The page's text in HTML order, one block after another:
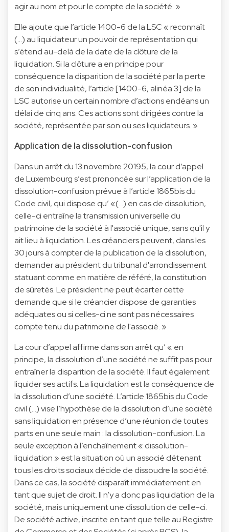
agir au nom et pour le compte de la société. »
Elle ajoute que l’article 1400-6 de la LSC « reconnaît
(…) au liquidateur un pouvoir de représentation qui
s’étend au-delà de la date de la clôture de la
liquidation. Si la clôture a en principe pour
conséquence la disparition de la société par la perte
de son individualité, l’article [1400-6, alinéa 3] de la
LSC autorise un certain nombre d’actions endéans un
délai de cinq ans. Ces actions sont dirigées contre la
société, représentée par son ou ses liquidateurs. »
Application de la dissolution-confusion
Dans un arrêt du 13 novembre 20195, la cour d’appel
de Luxembourg s’est prononcée sur l’application de la
dissolution-confusion prévue à l’article 1865bis du
Code civil, qui dispose qu’ «(…) en cas de dissolution,
celle-ci entraîne la transmission universelle du
patrimoine de la société à l'associé unique, sans qu'il y
ait lieu à liquidation. Les créanciers peuvent, dans les
30 jours à compter de la publication de la dissolution,
demander au président du tribunal d'arrondissement
statuant comme en matière de référé, la constitution
de sûretés. Le président ne peut écarter cette
demande que si le créancier dispose de garanties
adéquates ou si celles-ci ne sont pas nécessaires
compte tenu du patrimoine de l'associé. »
La cour d’appel affirme dans son arrêt qu’ « en
principe, la dissolution d’une société ne suffit pas pour
entraîner la disparition de la société. Il faut également
liquider ses actifs. La liquidation est la conséquence de
la dissolution d’une société. L’article 1865bis du Code
civil (…) vise l’hypothèse de la dissolution d’une société
sans liquidation en présence d’une réunion de toutes
parts en une seule main : la dissolution-confusion. La
seule exception à l’enchaînement « dissolution-
liquidation » est la situation où un associé détenant
tous les droits sociaux décide de dissoudre la société.
Dans ce cas, la société disparaît immédiatement en
tant que sujet de droit. Il n’y a donc pas liquidation de la
société, mais uniquement une dissolution de celle-ci.
De société active, inscrite en tant que telle au Registre